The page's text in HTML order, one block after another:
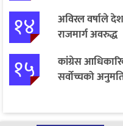
१४
अविरल वर्षाले
राजमार्ग अवरुद्ध
१५
कांग्रेस
सर्वोच्चको